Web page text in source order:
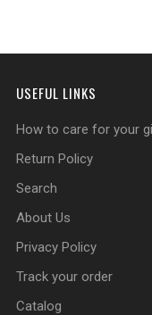
USEFUL LINKS
How to care for your gi
Return Policy
Search
About Us
Privacy Policy
Track your order
Catalog